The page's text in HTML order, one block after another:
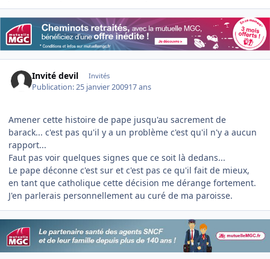
Invité devil Invités
Publication:25 janvier 200917 ans
Amener cette histoire de pape jusqu'au sacrement de
barack... c'est pas qu'il y a un problème c'est qu'il n'y a aucun
rapport...
Faut pas voir quelques signes que ce soit là dedans...
Le pape déconne c'est sur et c'est pas ce qu'il fait de mieux,
en tant que catholique cette décision me dérange fortement.
J'en parlerais personnellement au curé de ma paroisse.